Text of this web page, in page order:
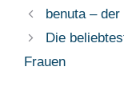
benuta –
Die
Frauen